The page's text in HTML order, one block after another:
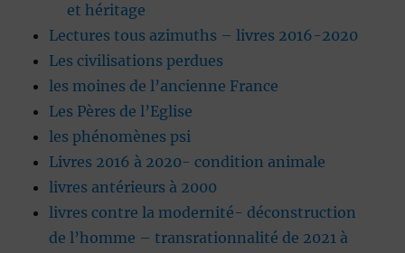
et héritage
Lectures tous azimuths – livres 2016-2020
Les civilisations perdues
les moines de l’ancienne France
Les Pères de l’Eglise
les phénomènes psi
Livres 2016 à 2020- condition animale
livres antérieurs à 2000
livres contre la modernité- déconstruction
de l’homme – transrationnalité de 2021 à